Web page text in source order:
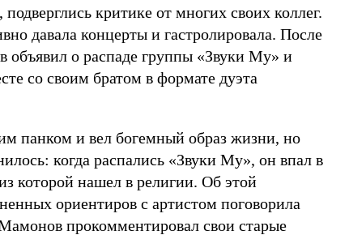
критике от многих своих коллег.
давала концерты и гастролировала. После
объявил о распаде группы «Звуки Му» и
со своим братом в формате дуэта
панком и вел богемный образ жизни, но
когда распались «Звуки Му», он впал в
которой нашел в религии. Об этой
ориентиров с артистом поговорила
прокомментировал свои старые